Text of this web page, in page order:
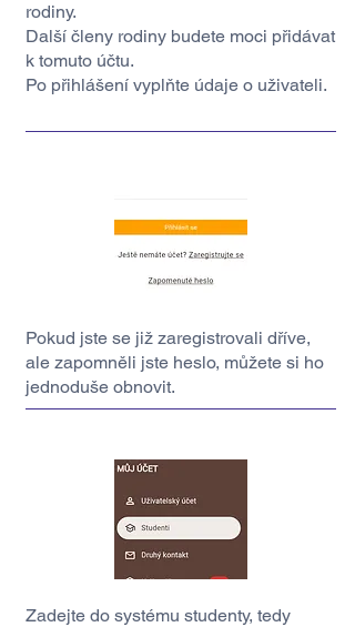
rodiny.
Další členy rodiny budete moci přidávat
k tomuto účtu.
Po přihlášení vyplňte údaje o uživateli.
Pokud jste se již zaregistrovali dříve,
ale zapomněli jste heslo, můžete si ho
jednoduše obnovit.
Zadejte do systému studenty, tedy